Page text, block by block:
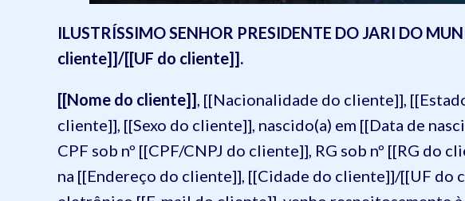
ILUSTRÍSSIMO SENHOR PRESIDENTE DO JARI DO
cliente]]/[[UF do cliente]].
[[Nome do cliente]], [[Nacionalidade do cliente]],
cliente]], [[Sexo do cliente]], nascido(a) em [[Data de
CPF sob nº [[CPF/CNPJ do cliente]], RG sob nº [[RG do
na [[Endereço do cliente]], [[Cidade do cliente]]/[[UF do